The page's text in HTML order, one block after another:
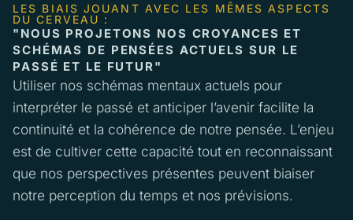
LES BIAIS JOUANT AVEC LES MÊMES ASPECTS
DU CERVEAU :
"NOUS PROJETONS NOS CROYANCES ET
SCHÉMAS DE PENSÉES ACTUELS SUR LE
PASSÉ ET LE FUTUR"
Utiliser nos schémas mentaux actuels pour
interpréter le passé et anticiper l’avenir facilite la
continuité et la cohérence de notre pensée. L’enjeu
est de cultiver cette capacité tout en reconnaissant
que nos perspectives présentes peuvent biaiser
notre perception du temps et nos prévisions.